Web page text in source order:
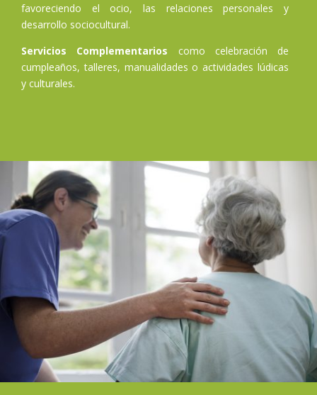
favoreciendo el ocio, las relaciones personales y
desarrollo sociocultural.
Servicios Complementarios como celebración de
cumpleaños, talleres, manualidades o actividades lúdicas
y culturales.